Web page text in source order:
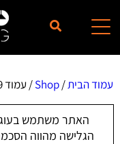
עמוד הבית/
Shop/ עמוד 9
Shopהאתר משתמש
הגלישה מהווה